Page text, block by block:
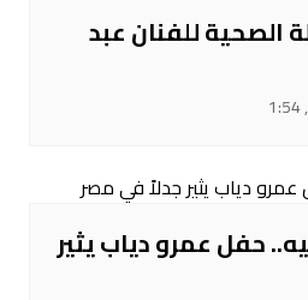
الصحية للفنان عبد
حفل عمرو دياب يثير